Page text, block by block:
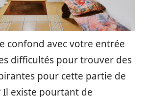
confond avec votre entrée
difficultés pour trouver des
pour cette partie de
Il existe pourtant de